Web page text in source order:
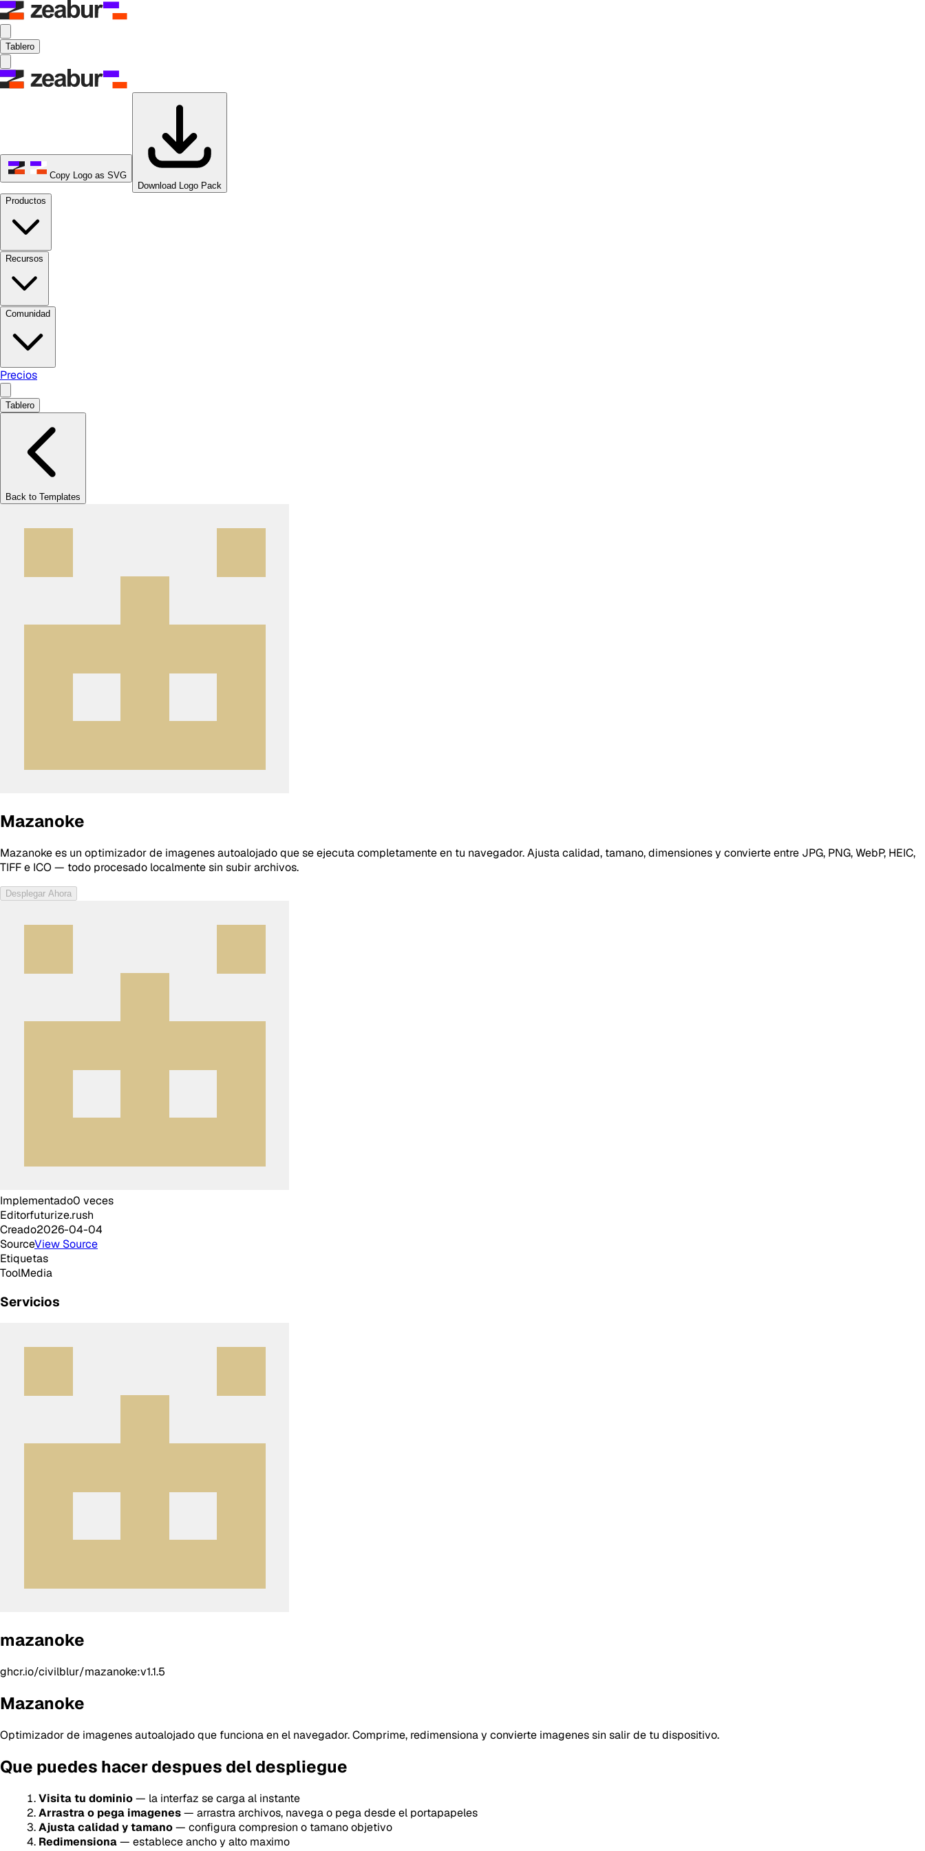
Tablero
Copy Logo as SVG
Download Logo Pack
Productos
Recursos
Comunidad
Precios
Tablero
Back to Templates
Mazanoke
Mazanoke es un optimizador de imagenes autoalojado que se ejecuta completamente en tu navegador. Ajusta calidad, tamano, dimensiones y convierte entre JPG, PNG, WebP, HEIC,
TIFF e ICO — todo procesado localmente sin subir archivos.
Desplegar Ahora
Implementado0 veces
Editorfuturize.rush
Creado2026-04-04
SourceView Source
Etiquetas
ToolMedia
Servicios
mazanoke
ghcr.io/civilblur/mazanoke:v1.1.5
Mazanoke
Optimizador de imagenes autoalojado que funciona en el navegador. Comprime, redimensiona y convierte imagenes sin salir de tu dispositivo.
Que puedes hacer despues del despliegue
Visita tu dominio— la interfaz se carga al instante
Arrastra o pega imagenes— arrastra archivos, navega o pega desde el portapapeles
Ajusta calidad y tamano— configura compresion o tamano objetivo
Redimensiona— establece ancho y alto maximo